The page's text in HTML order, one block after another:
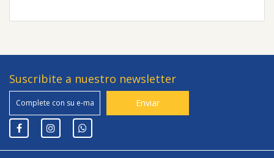
Suscribite a nuestro newsletter